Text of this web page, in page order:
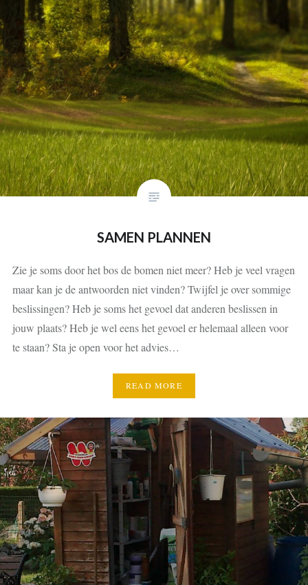
SAMEN PLANNEN
Zie je soms door het bos de bomen niet meer? Heb je veel vragen
maar kan je de antwoorden niet vinden? Twijfel je over sommige
beslissingen? Heb je soms het gevoel dat anderen beslissen in
jouw plaats? Heb je wel eens het gevoel er helemaal alleen voor
te staan? Sta je open voor het advies…
READ MORE